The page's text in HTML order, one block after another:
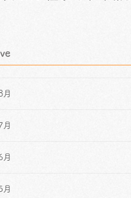
月
月
月
月